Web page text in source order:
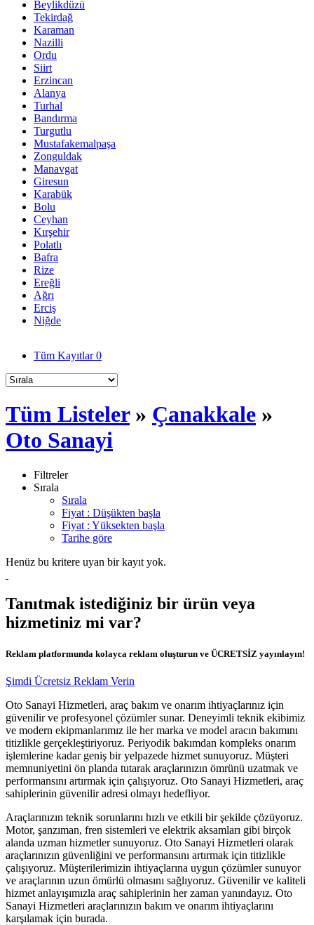
Beylikdüzü
Tekirdağ
Karaman
Nazilli
Ordu
Siirt
Erzincan
Alanya
Turhal
Bandırma
Turgutlu
Mustafakemalpaşa
Zonguldak
Manavgat
Giresun
Karabük
Bolu
Ceyhan
Kırşehir
Polatlı
Bafra
Rize
Ereğli
Ağrı
Erciş
Niğde
Tüm Kayıtlar0
Tüm Listeler» Çanakkale »
Oto Sanayi
Filtreler
Sırala
Sırala
Fiyat : Düşükten başla
Fiyat : Yüksekten başla
Tarihe göre
Henüz bu kritere uyan bir kayıt yok.
Tanıtmak istediğiniz bir ürün veya
hizmetiniz mi var?
Reklam platformunda kolayca reklam oluşturun ve ÜCRETSİZ yayınlayın!
Şimdi Ücretsiz Reklam Verin
Oto Sanayi Hizmetleri, araç bakım ve onarım ihtiyaçlarınız için
güvenilir ve profesyonel çözümler sunar. Deneyimli teknik ekibimiz
ve modern ekipmanlarımız ile her marka ve model aracın bakımını
titizlikle gerçekleştiriyoruz. Periyodik bakımdan kompleks onarım
işlemlerine kadar geniş bir yelpazede hizmet sunuyoruz. Müşteri
memnuniyetini ön planda tutarak araçlarınızın ömrünü uzatmak ve
performansını artırmak için çalışıyoruz. Oto Sanayi Hizmetleri, araç
sahiplerinin güvenilir adresi olmayı hedefliyor.
Araçlarınızın teknik sorunlarını hızlı ve etkili bir şekilde çözüyoruz.
Motor, şanzıman, fren sistemleri ve elektrik aksamları gibi birçok
alanda uzman hizmetler sunuyoruz. Oto Sanayi Hizmetleri olarak
araçlarınızın güvenliğini ve performansını artırmak için titizlikle
çalışıyoruz. Müşterilerimizin ihtiyaçlarına uygun çözümler sunuyor
ve araçlarının uzun ömürlü olmasını sağlıyoruz. Güvenilir ve kaliteli
hizmet anlayışımızla araç sahiplerinin her zaman yanındayız. Oto
Sanayi Hizmetleri araçlarınızın bakım ve onarım ihtiyaçlarını
karşılamak için burada.